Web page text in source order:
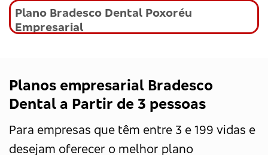
Plano Bradesco Dental Poxoréu
Empresarial
Planos empresarial Bradesco
Dental a Partir de 3 pessoas
Para empresas que têm entre 3 e 199 vidas e
desejam oferecer o melhor plano